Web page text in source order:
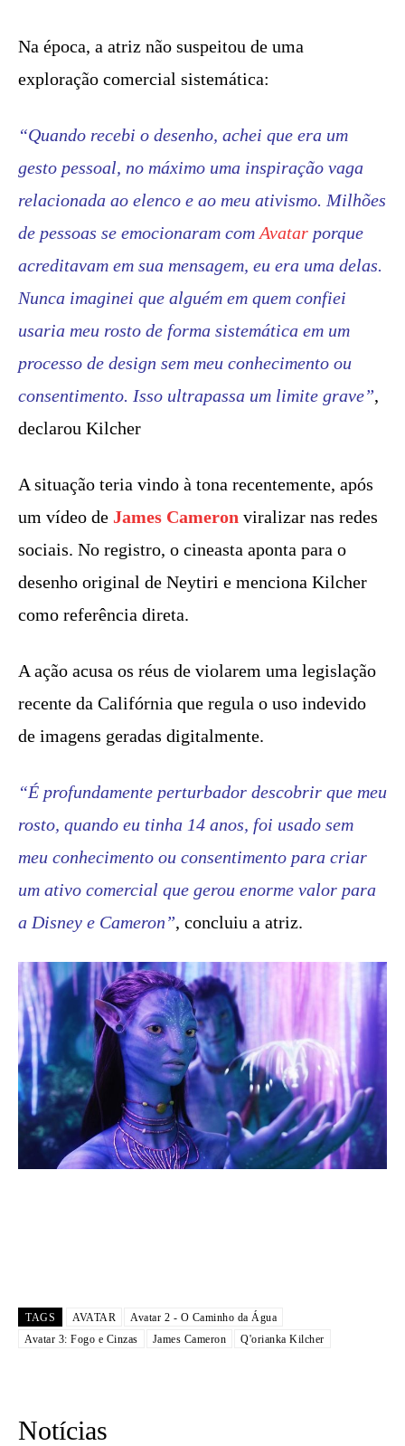
Na época, a atriz não suspeitou de uma
exploração comercial sistemática:
“Quando recebi o desenho, achei que era um
gesto pessoal, no máximo uma inspiração vaga
relacionada ao elenco e ao meu ativismo. Milhões
de pessoas se emocionaram com Avatar porque
acreditavam em sua mensagem, eu era uma delas.
Nunca imaginei que alguém em quem confiei
usaria meu rosto de forma sistemática em um
processo de design sem meu conhecimento ou
consentimento. Isso ultrapassa um limite grave”,
declarou Kilcher
A situação teria vindo à tona recentemente, após
um vídeo de James Cameron viralizar nas redes
sociais. No registro, o cineasta aponta para o
desenho original de Neytiri e menciona Kilcher
como referência direta.
A ação acusa os réus de violarem uma legislação
recente da Califórnia que regula o uso indevido
de imagens geradas digitalmente.
“É profundamente perturbador descobrir que meu
rosto, quando eu tinha 14 anos, foi usado sem
meu conhecimento ou consentimento para criar
um ativo comercial que gerou enorme valor para
a Disney e Cameron”, concluiu a atriz.
TAGS AVATAR
Avatar 2 - O Caminho da Água
Avatar 3: Fogo e Cinzas
James Cameron Q'orianka Kilcher
Notícias